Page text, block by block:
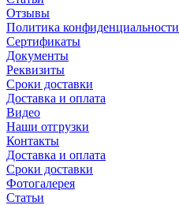
Отзывы
Политика конфиденциальности
Сертификаты
Документы
Реквизиты
Сроки доставки
Доставка и оплата
Видео
Наши отгрузки
Контакты
Доставка и оплата
Сроки доставки
Фотогалерея
Статьи